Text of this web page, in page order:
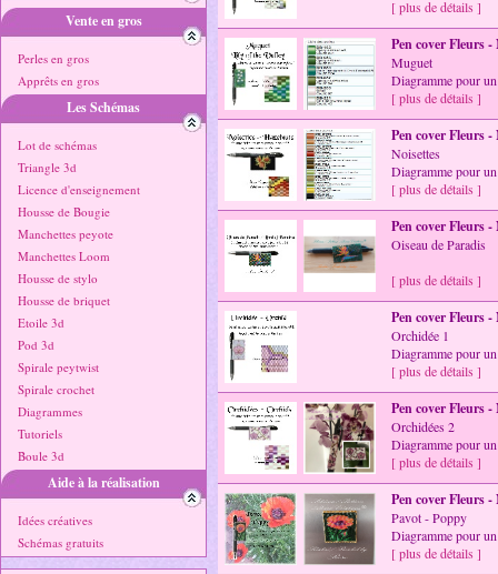
Vente en gros
Perles en gros
Apprêts en gros
Les Schémas
Lot de schémas
Triangle 3d
Licence d'enseignement
Housse de Bougie
Manchettes peyote
Manchettes Loom
Housse de stylo
Housse de briquet
Etoile 3d
Pod 3d
Spirale peytwist
Spirale crochet
Diagrammes
Tutoriels
Boule 3d
Aide à la réalisation
Idées créatives
Schémas gratuits
[ plus de détails ]
Pen cover Fleurs
Muguet
Diagramme pour
[ plus de détails ]
Pen cover Fleurs
Noisettes
Diagramme pour
[ plus de détails ]
Pen cover Fleurs
Oiseau de Paradis
[ plus de détails ]
Pen cover Fleurs
Orchidée 1
Diagramme pour
[ plus de détails ]
Pen cover Fleurs
Orchidées 2
Diagramme pour
[ plus de détails ]
Pen cover Fleurs
Pavot - Poppy
Diagramme pour
[ plus de détails ]